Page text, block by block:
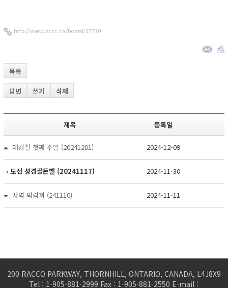
http://www.vccc.ca/board/17730
목록
답변 쓰기 삭제
제목 등록일
대강절 첫째 주일 (20241201) 2024-12-09
도전 성경골든벨 (20241117) 2024-11-30
사역 박람회 (241110) 2024-11-11
200 RACCO PARKWAY, THORNHILL, ONTARIO, CANADA, L4J8X9
Tel : 1-905-881-2999 Fax : 1-905-881-2550 E-mail :